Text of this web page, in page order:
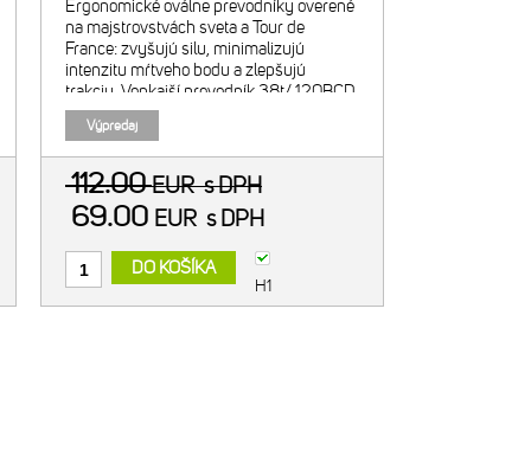
Ergonomické oválne prevodníky overené
na majstrovstvách sveta a Tour de
France: zvyšujú silu, minimalizujú
intenzitu mŕtveho bodu a zlepšujú
trakciu. Vonkajší prevodník 38t/ 120BCD
SRAM. Odporúčaná kombinácia s 26t
vnútorným prevodníkom. Navrhnuté pr
Výpredaj
112.00EURs DPH
69.00 EUR s DPH
DO KOŠÍKA
H1